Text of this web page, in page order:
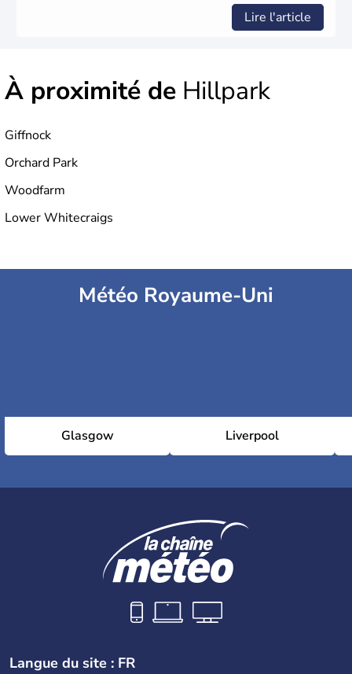
Lire l'article
À proximité de Hillpark
Giffnock
Orchard Park
Woodfarm
Lower Whitecraigs
Météo Royaume-Uni
Glasgow Liverpool
Langue du site : FR